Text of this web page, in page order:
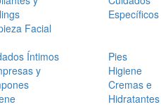
Facial
Específicos
Íntimos
y
Pies
Higiene
Cremas e
Hidratantes